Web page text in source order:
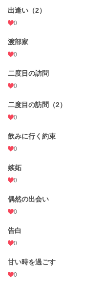
小説
BL
お気に入り
24h.ポイント 0 pt
文字数
更新日時 2020.04.28 22:10
初回完結日時 2020.04.28 22:28
累計ポイント
出逢い（2）
0
渡部家
0
二度目の訪問
0
二度目の訪問（2）
0
飲みに行く約束
0
嫉妬
0
偶然の出会い
0
告白
0
甘い時を過ごす
0